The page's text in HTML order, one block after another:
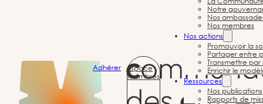
Adhérer
Espace
membres
Notre
Nos
Nos membres
Nos actions
Promouvoir la
Partager entre
Transmettre
Enrichir le
Ressources
Nos publications
Rapports de
← Toutes les sociétés à mission